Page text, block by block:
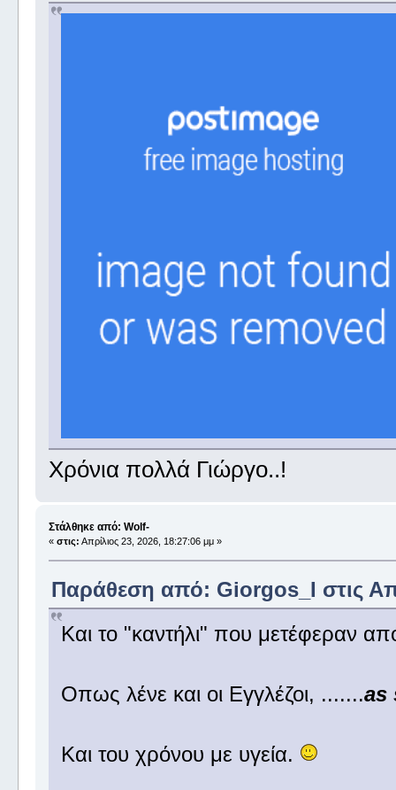
Χρόνια πολλά Γιώργο..!
Στάλθηκε από: Wolf-
« στις: Απρίλιος 23, 2026, 18:27:06 μμ »
Παράθεση από: Giorgos_I στις
Και το "καντήλι" που μετέφεραν
Οπως λένε και οι Εγγλέζοι, .......as
Και του χρόνου με υγεία.